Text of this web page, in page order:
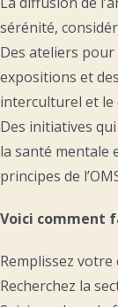
sérénité,
Des ateliers pour
expositions et
interculturel et le
Des initiatives
la santé mentale
principes de
Voici comment
Remplissez
Recherchez la